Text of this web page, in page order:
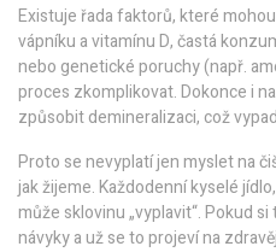
Existuje řada faktorů, které
vápníku a vitamínu D, častá
nebo genetické poruchy (např.
proces zkomplikovat. Dokonce i
způsobit demineralizaci, což
Proto se nevyplatí jen myslet na
jak žijeme. Každodenní kyselé
může sklovinu „vyplavit“. Pokud
návyky a už se to projeví na